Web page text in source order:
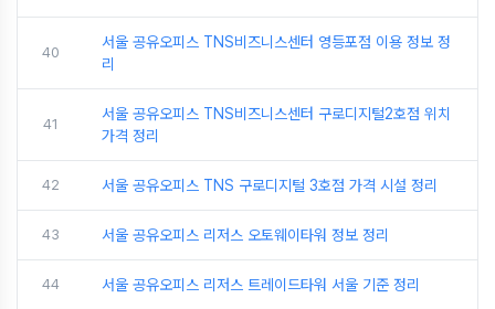
40
서울 공유오피스 TNS비즈니스센터 영등포점 이용 정보 정
리
41
서울 공유오피스 TNS비즈니스센터 구로디지털2호점 위치
가격 정리
42 서울 공유오피스 TNS 구로디지털 3호점 가격 시설 정리
43 서울 공유오피스 리저스 오토웨이타워 정보 정리
44 서울 공유오피스 리저스 트레이드타워 서울 기준 정리